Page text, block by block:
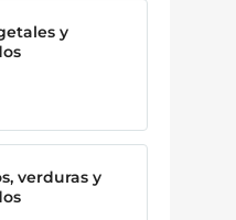
y
verduras y